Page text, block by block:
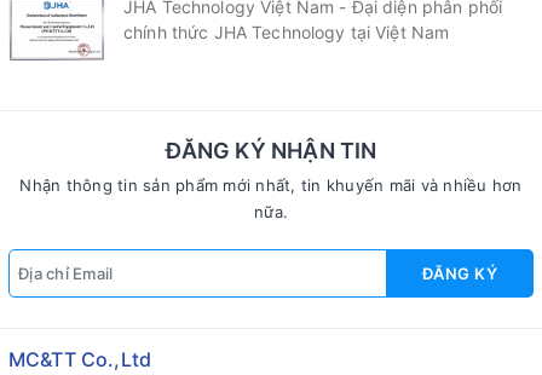
JHA Technology Việt Nam - Đại diện phân phối
chính thức JHA Technology tại Việt Nam
ĐĂNG KÝ NHẬN TIN
Nhận thông tin sản phẩm mới nhất, tin khuyến mãi và nhiều hơn
nữa.
ĐĂNG KÝ
MC&TT Co.,Ltd